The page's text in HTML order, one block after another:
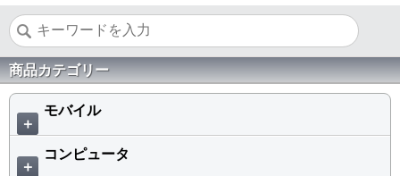
商品カテゴリー
＋
モバイル
＋
コンピュータ